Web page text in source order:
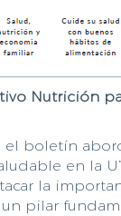
Nutrición
el boletín
en la
la
pilar